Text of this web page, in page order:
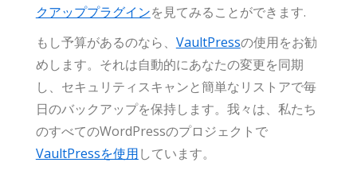
クアッププラグインを見てみることができます.
もし予算があるのなら、 VaultPressの使用をお勧
めします。それは自動的にあなたの変更を同期
し、セキュリティスキャンと簡単なリストアで毎
日のバックアップを保持します。我々は、私たち
のすべてのWordPressのプロジェクトで
VaultPressを使用しています。